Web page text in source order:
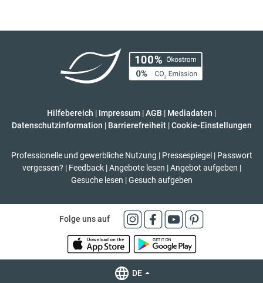
Hilfebereich | Impressum |AGB | Mediadaten |
Datenschutzinformation | Barrierefreiheit | Cookie-Einstellungen
Professionelle und gewerbliche Nutzung | Pressespiegel | Passwort
vergessen? | Feedback | Angebote lesen | Angebot aufgeben |
Gesuche lesen | Gesuch aufgeben
Folge uns auf
DE